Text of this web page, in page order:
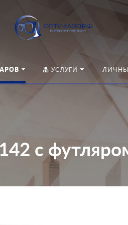
УСЛУГИ
с